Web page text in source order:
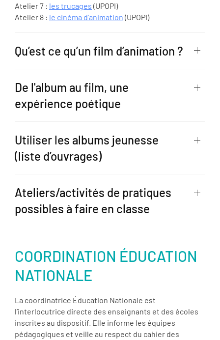
Atelier 7 : les trucages (UPOPI)
Atelier 8 : le cinéma d'animation (UPOPI)
Qu’est ce qu’un film d’animation ?
De l'album au film, une
expérience poétique
Utiliser les albums jeunesse
(liste d’ouvrages)
Ateliers/activités de pratiques
possibles à faire en classe
COORDINATION ÉDUCATION
NATIONALE
La coordinatrice Éducation Nationale est
l’interlocutrice directe des enseignants et des écoles
inscrites au dispositif. Elle informe les équipes
pédagogiques et veille au respect du cahier des